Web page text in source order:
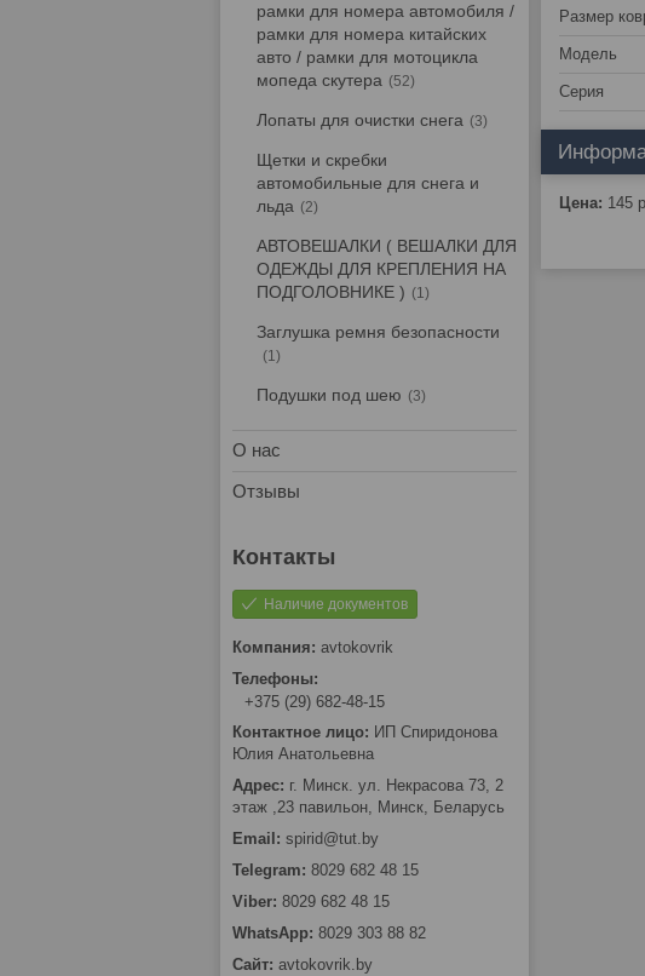
Размер
Модель
Серия
Цена: 145
рамки для номера автомобиля /
рамки для номера китайских
авто / рамки для мотоцикла
мопеда скутера
52
Лопаты для очистки снега 3
Щетки и скребки
автомобильные для снега и
льда
2
АВТОВЕШАЛКИ ( ВЕШАЛКИ ДЛЯ
ОДЕЖДЫ ДЛЯ КРЕПЛЕНИЯ НА
ПОДГОЛОВНИКЕ )
1
Заглушка ремня безопасности
1
Подушки под шею 3
О нас
Отзывы
Наличие документов
avtokovrik
+375 (29) 682-48-15
ИП Спиридонова
Юлия Анатольевна
г. Минск. ул. Некрасова 73, 2
этаж ,23 павильон, Минск, Беларусь
spirid@tut.by
8029 682 48 15
8029 682 48 15
8029 303 88 82
avtokovrik.by